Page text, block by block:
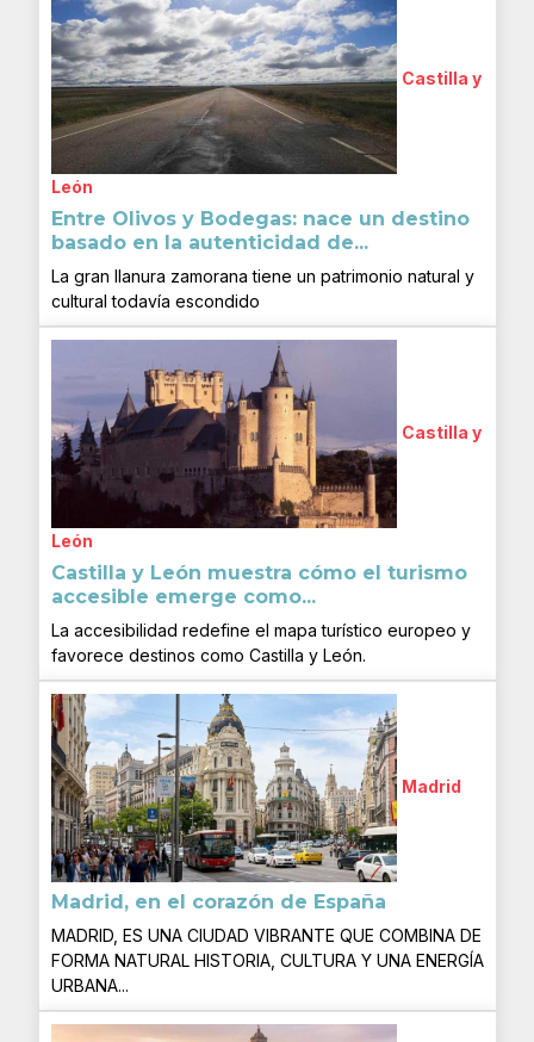
Castilla y
León
Entre Olivos y Bodegas: nace un destino
basado en la autenticidad de...
La gran llanura zamorana tiene un patrimonio natural y
cultural todavía escondido
Castilla y
León
Castilla y León muestra cómo el turismo
accesible emerge como...
La accesibilidad redefine el mapa turístico europeo y
favorece destinos como Castilla y León.
Madrid
Madrid, en el corazón de España
MADRID, ES UNA CIUDAD VIBRANTE QUE COMBINA DE
FORMA NATURAL HISTORIA, CULTURA Y UNA ENERGÍA
URBANA...